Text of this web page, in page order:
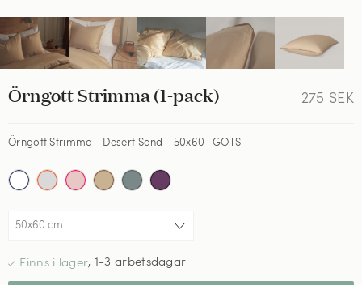
275 SEK
Örngott Strimma (1-pack)
Örngott Strimma - Desert Sand - 50x60 | GOTS
, 1-3 arbetsdagar